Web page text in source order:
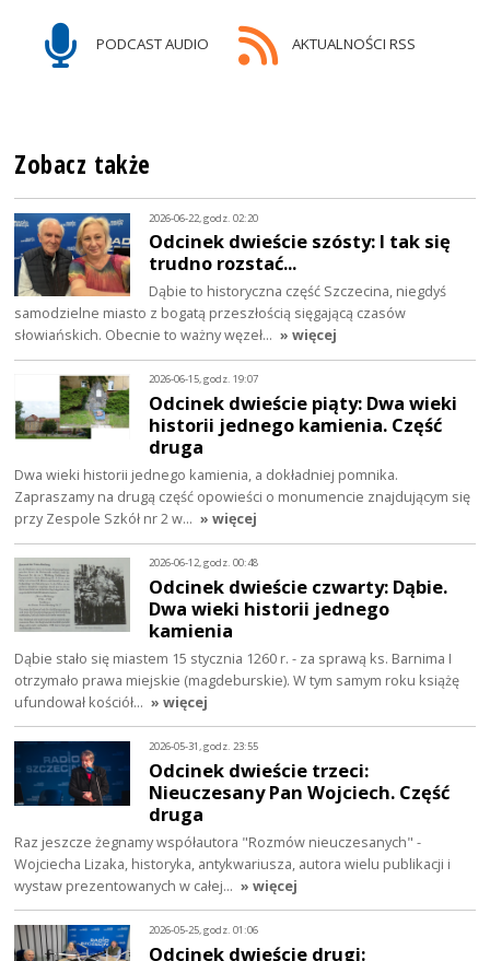
PODCAST AUDIO AKTUALNOŚCI RSS
Zobacz także
2026-06-22, godz. 02:20
Odcinek dwieście szósty: I tak się
trudno rozstać...
Dąbie to historyczna część Szczecina, niegdyś
samodzielne miasto z bogatą przeszłością sięgającą czasów
słowiańskich. Obecnie to ważny węzeł… » więcej
2026-06-15, godz. 19:07
Odcinek dwieście piąty: Dwa wieki
historii jednego kamienia. Część
druga
Dwa wieki historii jednego kamienia, a dokładniej pomnika.
Zapraszamy na drugą część opowieści o monumencie znajdującym się
przy Zespole Szkół nr 2 w… » więcej
2026-06-12, godz. 00:48
Odcinek dwieście czwarty: Dąbie.
Dwa wieki historii jednego
kamienia
Dąbie stało się miastem 15 stycznia 1260 r. - za sprawą ks. Barnima I
otrzymało prawa miejskie (magdeburskie). W tym samym roku książę
ufundował kościół… » więcej
2026-05-31, godz. 23:55
Odcinek dwieście trzeci:
Nieuczesany Pan Wojciech. Część
druga
Raz jeszcze żegnamy współautora "Rozmów nieuczesanych" -
Wojciecha Lizaka, historyka, antykwariusza, autora wielu publikacji i
wystaw prezentowanych w całej… » więcej
2026-05-25, godz. 01:06
Odcinek dwieście drugi: